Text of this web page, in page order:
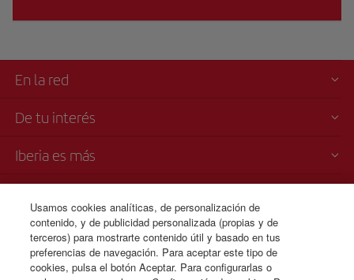
En la red
De tu interés
Iberia es más
Venta telefónica
1 800 375 0049
Lunes a domingo 00:00 - 24:00 horas ( español e inglés).
Usamos cookies analíticas, de personalización de
contenido, y de publicidad personalizada (propias y de
terceros) para mostrarte contenido útil y basado en tus
preferencias de navegación. Para aceptar este tipo de
cookies, pulsa el botón Aceptar. Para configurarlas o